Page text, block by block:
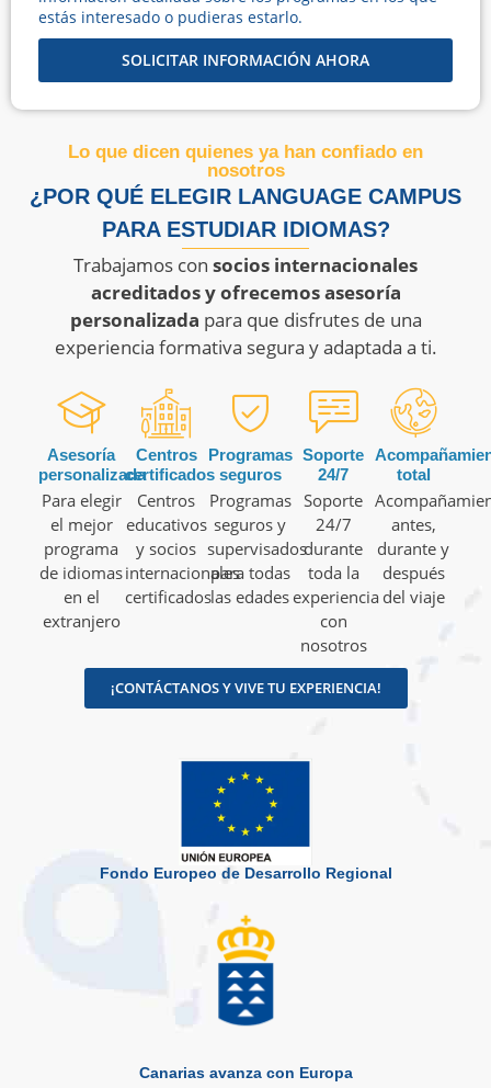
estás interesado o pudieras estarlo.
SOLICITAR INFORMACIÓN AHORA
Lo que dicen quienes ya han confiado en
nosotros
¿POR QUÉ ELEGIR LANGUAGE CAMPUS
PARA ESTUDIAR IDIOMAS?
Trabajamos con socios internacionales
acreditados y ofrecemos asesoría
personalizada para que disfrutes de una
experiencia formativa segura y adaptada a ti.
Asesoría
personalizada
Para elegir
el mejor
programa
de idiomas
en el
extranjero
Centros
certificados
Centros
educativos
y socios
internacionales
certificados
Programas
seguros
Programas
seguros y
supervisados
para todas
las edades
Soporte
24/7
Soporte
24/7
durante
toda la
experiencia
con
nosotros
total
antes,
durante y
después
del viaje
¡CONTÁCTANOS Y VIVE TU EXPERIENCIA!
Fondo Europeo de Desarrollo Regional
Canarias avanza con Europa